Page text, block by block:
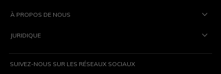
À PROPOS DE NOUS
JURIDIQUE
SUIVEZ-NOUS SUR LES RÉSEAUX SOCIAUX